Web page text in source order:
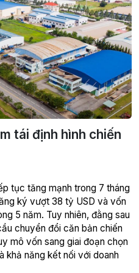
tái định hình chiến
tục tăng mạnh trong 7 tháng
ký vượt 38 tỷ USD và vốn
5 năm. Tuy nhiên, đằng sau
chuyển đổi căn bản chiến
mô vốn sang giai đoạn chọn
khả năng kết nối với doanh